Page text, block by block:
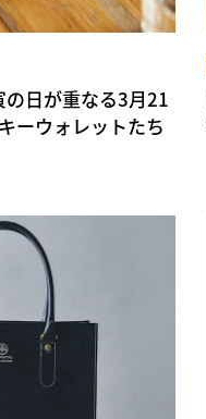
日が重なる3月21
ーウォレットたち